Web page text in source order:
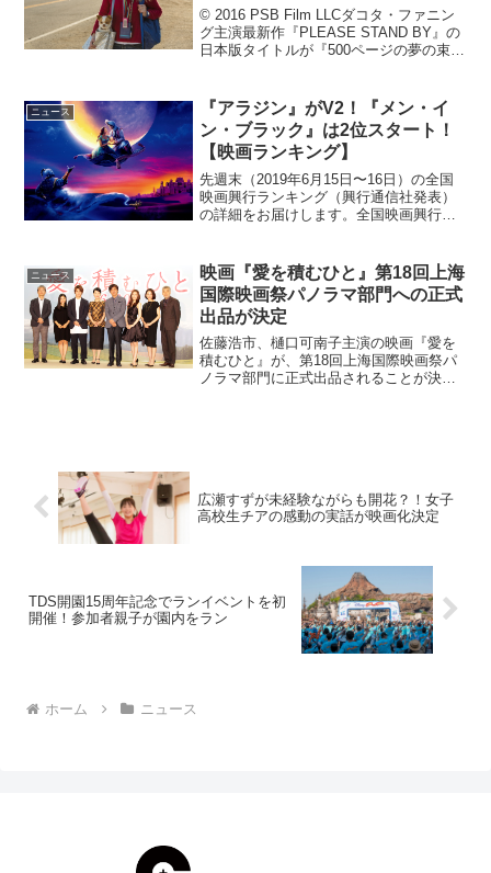
開決定
© 2016 PSB Film LLCダコタ・ファニン
グ主演最新作『PLEASE STAND BY』の
日本版タイトルが『500ページの夢の束』
された。『JUNO/...
ニュース
『アラジン』がV2！『メン・イ
ン・ブラック』は2位スタート！
【映画ランキング】
先週末（2019年6月15日〜16日）の全国
映画興行ランキング（興行通信社発表）
の詳細をお届けします。全国映画興行ラ
ターナショナル』3位（↓）『ゴジラ キン
グ・オブ・モ...
ニュース
映画『愛を積むひと』第18回上海
国際映画祭パノラマ部門への正式
出品が決定
佐藤浩市、樋口可南子主演の映画『愛を
積むひと』が、第18回上海国際映画祭パ
ノラマ部門に正式出品されることが決定
広瀬すずが未経験ながらも開花？！女子
高校生チアの感動の実話が映画化決定
TDS開園15周年記念でランイベントを初
開催！参加者親子が園内をラン
ホーム ニュース